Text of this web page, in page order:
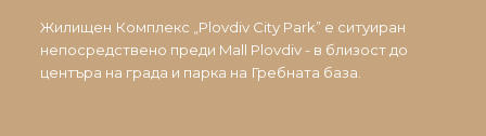
Жилищен Комплекс „Plovdiv City Park” е ситуиран
непосредствено преди Mall Plovdiv - в близост до
центъра на града и парка на Гребната база.